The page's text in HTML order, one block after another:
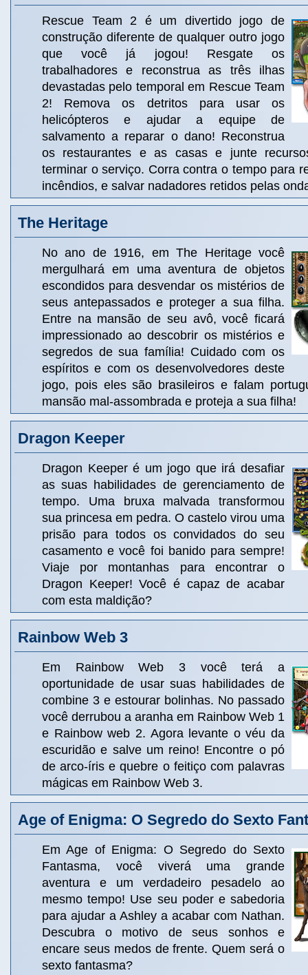
Rescue Team 2 é um divertido jogo de
construção diferente de qualquer outro jogo
que você já jogou! Resgate os
trabalhadores e reconstrua as três ilhas
devastadas pelo temporal em Rescue Team
2! Remova os detritos para usar os
helicópteros e ajudar a equipe de
salvamento a reparar o dano! Reconstrua
os restaurantes e as casas e junte
terminar o serviço. Corra contra o tempo para
incêndios, e salvar nadadores retidos pelas
The Heritage
No ano de 1916, em The Heritage você
mergulhará em uma aventura de objetos
escondidos para desvendar os mistérios de
seus antepassados e proteger a sua filha.
Entre na mansão de seu avô, você ficará
impressionado ao descobrir os mistérios e
segredos de sua família! Cuidado com os
espíritos e com os desenvolvedores deste
jogo, pois eles são brasileiros e falam
mansão mal-assombrada e proteja a sua filha!
Dragon Keeper
Dragon Keeper é um jogo que irá desafiar
as suas habilidades de gerenciamento de
tempo. Uma bruxa malvada transformou
sua princesa em pedra. O castelo virou uma
prisão para todos os convidados do seu
casamento e você foi banido para sempre!
Viaje por montanhas para encontrar o
Dragon Keeper! Você é capaz de acabar
com esta maldição?
Rainbow Web 3
Em Rainbow Web 3 você terá a
oportunidade de usar suas habilidades de
combine 3 e estourar bolinhas. No passado
você derrubou a aranha em Rainbow Web 1
e Rainbow web 2. Agora levante o véu da
escuridão e salve um reino! Encontre o pó
de arco-íris e quebre o feitiço com palavras
mágicas em Rainbow Web 3.
Age of Enigma: O Segredo do Sexto
Em Age of Enigma: O Segredo do Sexto
Fantasma, você viverá uma grande
aventura e um verdadeiro pesadelo ao
mesmo tempo! Use seu poder e sabedoria
para ajudar a Ashley a acabar com Nathan.
Descubra o motivo de seus sonhos e
encare seus medos de frente. Quem será o
sexto fantasma?